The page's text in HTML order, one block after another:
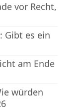
vor Recht,
Gibt es ein
am Ende
würden